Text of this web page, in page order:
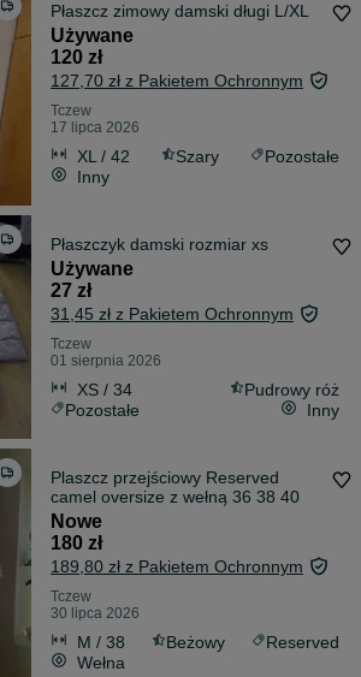
Płaszcz zimowy damski długi L/XL
Używane
120 zł
127,70 zł z Pakietem Ochronnym
Tczew
17 lipca 2026
XL / 42 Szary
Pozostałe
Inny
Płaszczyk damski rozmiar xs
Używane
27 zł
31,45 zł z Pakietem Ochronnym
Tczew
01 sierpnia 2026
XS / 34
Pudrowy róż
Pozostałe
Inny
Plaszcz przejściowy Reserved
camel oversize z wełną 36 38 40
Nowe
180 zł
189,80 zł z Pakietem Ochronnym
Tczew
30 lipca 2026
M / 38 Beżowy
Reserved
Wełna